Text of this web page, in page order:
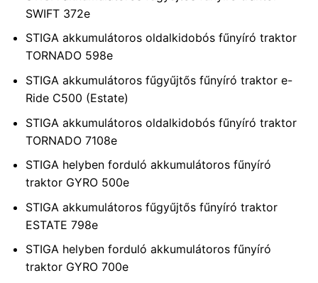
SWIFT 372e
STIGA akkumulátoros oldalkidobós fűnyíró traktor
TORNADO 598e
STIGA akkumulátoros fűgyűjtős fűnyíró traktor e-
Ride C500 (Estate)
STIGA akkumulátoros oldalkidobós fűnyíró traktor
TORNADO 7108e
STIGA helyben forduló akkumulátoros fűnyíró
traktor GYRO 500e
STIGA akkumulátoros fűgyűjtős fűnyíró traktor
ESTATE 798e
STIGA helyben forduló akkumulátoros fűnyíró
traktor GYRO 700e